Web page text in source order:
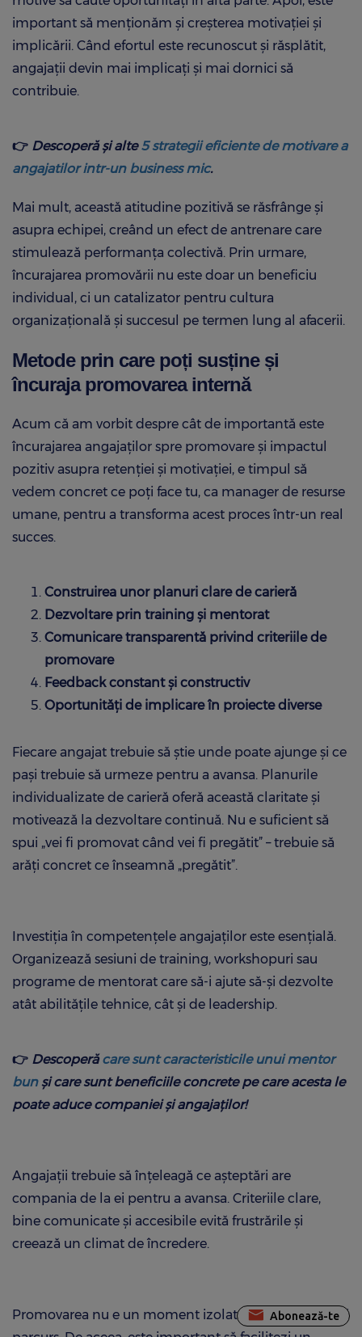
important să menționăm și creșterea motivației și
implicării. Când efortul este recunoscut și răsplătit,
angajații devin mai implicați și mai dornici să
contribuie.
👉 Descoperă și alte5 strategii eficiente de motivare a
angajatilor intr-un business mic.
Mai mult, această atitudine pozitivă se răsfrânge și
asupra echipei, creând un efect de antrenare care
stimulează performanța colectivă. Prin urmare,
încurajarea promovării nu este doar un beneficiu
individual, ci un catalizator pentru cultura
organizațională și succesul pe termen lung al afacerii.
Metode prin care poți susține și
încuraja promovarea internă
Acum că am vorbit despre cât de importantă este
încurajarea angajaților spre promovare și impactul
pozitiv asupra retenției și motivației, e timpul să
vedem concret ce poți face tu, ca manager de resurse
umane, pentru a transforma acest proces într-un real
succes.
Construirea unor planuri clare de carieră
Dezvoltare prin training și mentorat
Comunicare transparentă privind criteriile de
promovare
Feedback constant și constructiv
Oportunități de implicare în proiecte diverse
Fiecare angajat trebuie să știe unde poate ajunge și ce
pași trebuie să urmeze pentru a avansa. Planurile
individualizate de carieră oferă această claritate și
motivează la dezvoltare continuă. Nu e suficient să
spui „vei fi promovat când vei fi pregătit” – trebuie să
arăți concret ce înseamnă „pregătit”.
Investiția în competențele angajaților este esențială.
Organizează sesiuni de training, workshopuri sau
programe de mentorat care să-i ajute să-și dezvolte
atât abilitățile tehnice, cât și de leadership.
👉 Descoperă care sunt caracteristicile unui mentor
bunși care sunt beneficiile concrete pe care acesta le
poate aduce companiei și angajaților!
Angajații trebuie să înțeleagă ce așteptări are
compania de la ei pentru a avansa. Criteriile clare,
bine comunicate și accesibile evită frustrările și
creează un climat de încredere.
Promovarea nu e un moment izolat, ci rezultatul unui
Abonează-te